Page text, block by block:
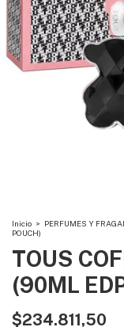
Inicio > PERFUMES Y
POUCH)
TOUS
(90ML
$234.811,50